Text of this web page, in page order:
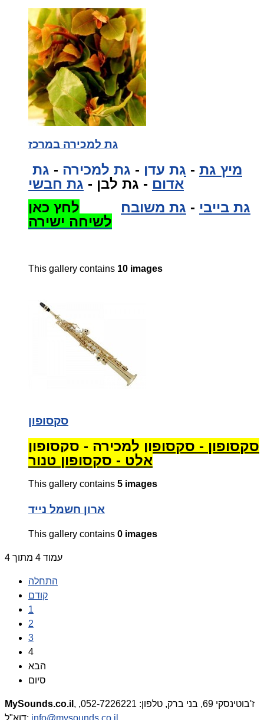
גת למכירה במרכז
מיץ גת - גת עדן - גת למכירה - גת
אדום - גת לבן - גת חבשי
גת בייבי - גת משובח
לחץ כאן
לשיחה ישירה
This gallery contains 10 images
סקסופון
סקסופון - סקסופון למכירה - סקסופון
אלט - סקסופון טנור
This gallery contains 5 images
ארון חשמל נייד
This gallery contains 0 images
עמוד 4 מתוך 4
התחלה
קודם
1
2
3
4
הבא
סיום
MySounds.co.il , ז'בוטינסקי 69, בני ברק, טלפון: 052-7226221,